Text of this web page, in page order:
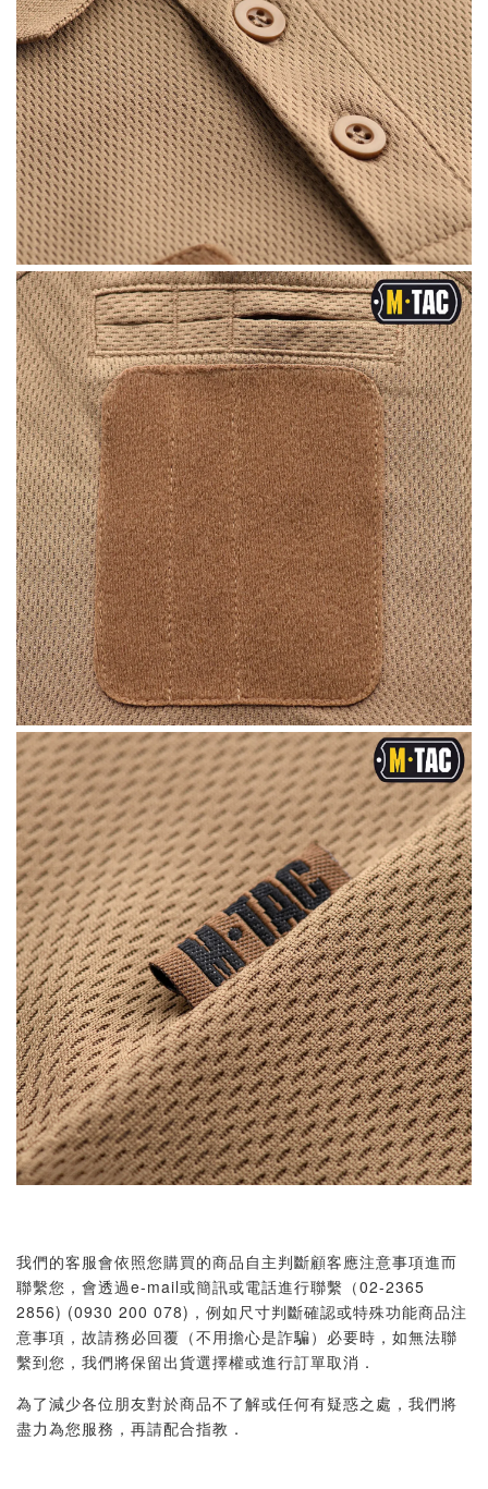
我們的客服會依照您購買的商品自主判斷顧客應注意事項進而
聯繫您，會透過e-mail或簡訊或電話進行聯繫（02-2365
2856) (0930 200 078)，例如尺寸判斷確認或特殊功能商品注
意事項，故請務必回覆（不用擔心是詐騙）必要時，如無法聯
繫到您，我們將保留出貨選擇權或進行訂單取消．
為了減少各位朋友對於商品不了解或任何有疑惑之處，我們將
盡力為您服務，再請配合指教．